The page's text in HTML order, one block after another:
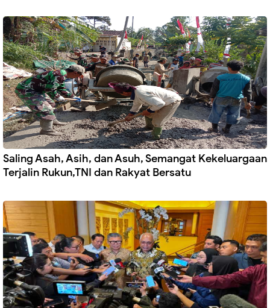
Saling Asah, Asih, dan Asuh, Semangat Kekeluargaan
Terjalin Rukun,TNI dan Rakyat Bersatu